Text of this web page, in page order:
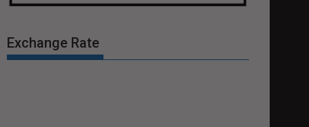
Exchange Rate